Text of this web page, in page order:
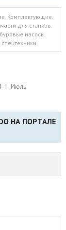
Комплектующие.
для станков.
насосы.
| Июль
НА ПОРТАЛЕ